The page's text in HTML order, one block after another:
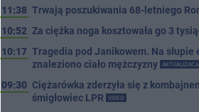
11:38 Trwają poszukiwania 68-letniego
10:52 Za ciężka noga kosztowała go 3
10:17 Tragedia pod Janikowem. Na słupie
znaleziono ciało mężczyzny
09:30 Ciężarówka zderzyła się z
śmigłowiec LPR
VIDEO